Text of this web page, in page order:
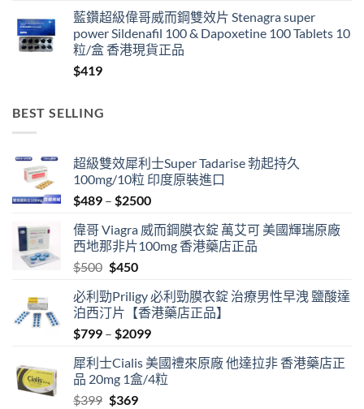
$429
through
$999
藍鑽超級偉哥威而鋼雙效片 Stenagra super
power Sildenafil 100 & Dapoxetine 100 Tablets 10
粒/盒 香港現貨正品
$419
BEST SELLING
超級雙效犀利士Super Tadarise 勃起持久
100mg/10粒 印度原裝進口
$489 – $2500Price
$489
through
偉哥 Viagra 威而鋼膜衣錠 萬艾可 美國輝瑞原廠
西地那非片100mg 香港藥店正品
$500 Original
was:
$500.
$450Current
is:
$450.
必利勁Priligy 必利勁膜衣錠 治療男性早洩 鹽酸達
泊西汀片【香港藥店正品】
$799 – $2099Price
$799
through
犀利士Cialis 美國禮來原廠 他達拉非 香港藥店正
品 20mg 1盒/4粒
$399 Original
$369Current